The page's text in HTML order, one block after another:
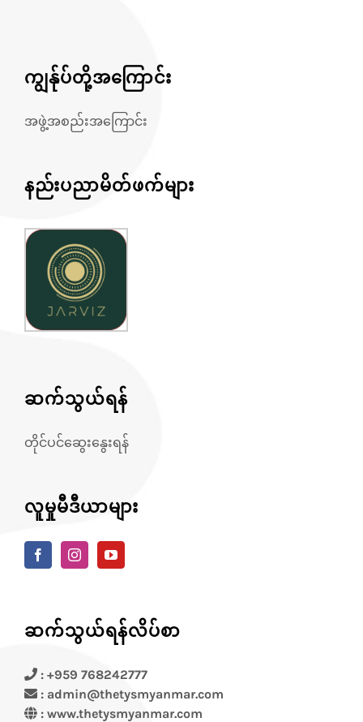
ကျွန်ုပ်တို့အကြောင်း
အဖွဲ့အစည်းအကြောင်း
နည်းပညာမိတ်ဖက်များ
ဆက်သွယ်ရန်
တိုင်ပင်ဆွေးနွေးရန်
လူမှုမီဒီယာများ
ဆက်သွယ်ရန်လိပ်စာ
: +959 768242777
: admin@thetysmyanmar.com
: www.thetysmyanmar.com